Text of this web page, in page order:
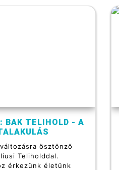
BAK TELIHOLD - A
ösztönző
Teliholddal.
érkezünk életünk